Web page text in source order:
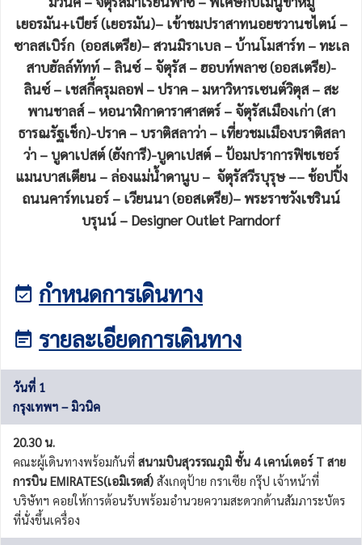
เยอรมัน+เบียร์ (เยอรมัน)– เข้าชมปราสาทนอยชวานชไตน์ –
ซาลสเบิร์ก (ออสเตรีย)– สวนมิราเบล – บ้านโมสาร์ท – ทะเล
สาบฮัลล์ทัทท์ – ลินซ์ – จัตุรัส – ฮอบท์พลาซ (ออสเตรีย)-
ลินซ์ – เชสกี้ครุมลอฟ – ปราค – มหาวิหารเซนต์วิตุส – สะ
พานชาลส์ – หอนาฬิกาดาราศาสตร์ – จัตุรัสเมืองเก่า (สา
ธารณรัฐเช็ก)-ปราค – บราติสลาว่า – เที่ยวชมเมืองบราติสลา
ว่า – บูดาเปสต์ (ฮังการี)-บูดาเปสต์ – ป้อมปราการฟิชเชอร์
แมนบาสเตียน – ล่องแม่น้ำดานูบ – จัตุรัสวีรบุรุษ –– ช้อปปิ้ง
ถนนคาร์ทเนอร์ – เวียนนา (ออสเตรีย)– พระราชวังเชรินน์
บรุนน์ – Designer Outlet Parndorf
กำหนดการเดินทาง
รายละเอียดการเดินทาง
วันที่ 1
กรุงเทพฯ – มิวนิค
20.30 น.
คณะผู้เดินทางพร้อมกันที่ สนามบินสุวรรณภูมิ ชั้น 4 เคาน์เตอร์ T สาย
การบิน EMIRATES(เอมิเรตส์) สังเกตุป้าย กราเซีย กรุ๊ป เจ้าหน้าที่
บริษัทฯ คอยให้การต้อนรับพร้อมอำนวยความสะดวกด้านสัมภาระบัตร
ที่นั่งขึ้นเครื่อง